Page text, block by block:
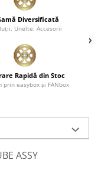
Diversificată
Unelte, Accesorii
Rapidă din Stoc
prin easybox şi FANbox
ASSY